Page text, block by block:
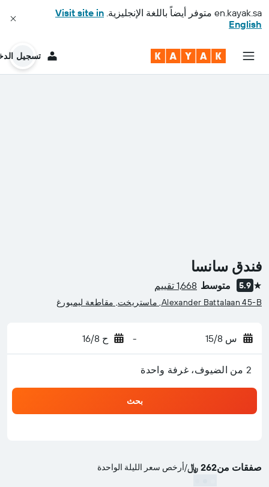
en.kayak.sa متوفر أيضاً باللغة الإنجليزية. Visit site in
English
تسجيل
فندق سانسا
نجمة واحدة
5.9 متوسط 1,668 تقييم
Alexander Battalaan 45-B, ماستريخت, مقاطعة ليمبورغ
س 15/8 - ح 16/8
2 من الضيوف، غرفة واحدة
بحث
صفقات من262 ﷼ /أرخص سعر الليلة الواحدة